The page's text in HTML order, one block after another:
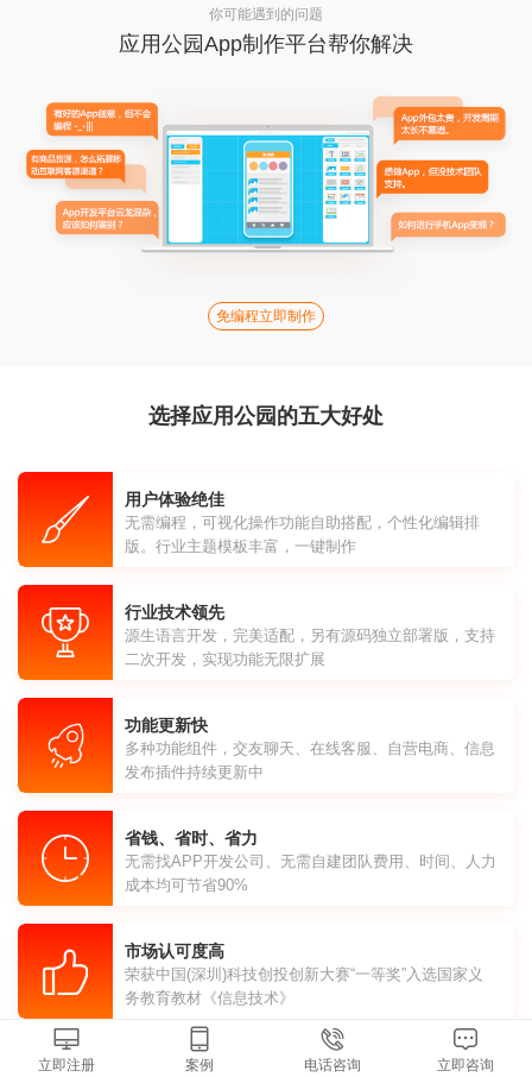
你可能遇到的问题
应用公园App制作平台帮你解决
免编程立即制作
选择应用公园的五大好处
用户体验绝佳
无需编程，可视化操作功能自助搭配，个性化编辑排
版。行业主题模板丰富，一键制作
行业技术领先
源生语言开发，完美适配，另有源码独立部署版，支持
二次开发，实现功能无限扩展
功能更新快
多种功能组件，交友聊天、在线客服、自营电商、信息
发布插件持续更新中
省钱、省时、省力
无需找APP开发公司、无需自建团队费用、时间、人力
成本均可节省90%
市场认可度高
荣获中国(深圳)科技创投创新大赛“一等奖”入选国家义
务教育教材《信息技术》
立即注册 案例 电话咨询 立即咨询